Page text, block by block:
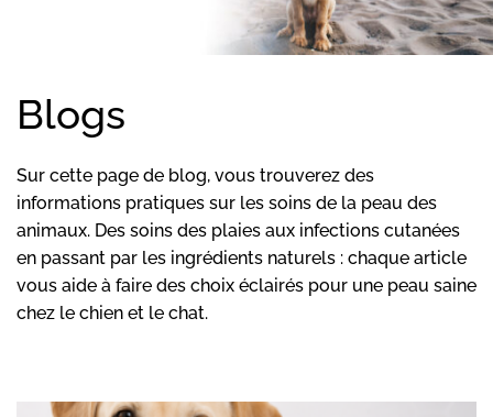
Blogs
Sur cette page de blog, vous trouverez des
informations pratiques sur les soins de la peau des
animaux. Des soins des plaies aux infections cutanées
en passant par les ingrédients naturels : chaque article
vous aide à faire des choix éclairés pour une peau saine
chez le chien et le chat.